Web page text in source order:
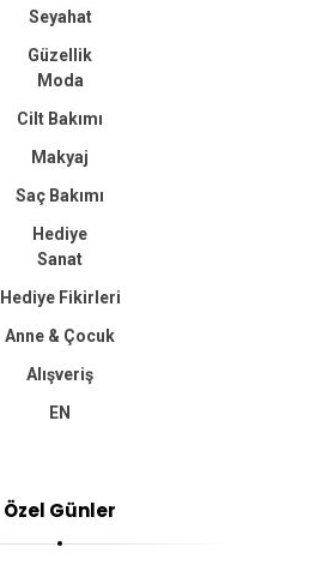
Seyahat
Güzellik
Moda
Cilt Bakımı
Makyaj
Saç Bakımı
Hediye
Sanat
Hediye Fikirleri
Anne & Çocuk
Alışveriş
EN
Özel Günler